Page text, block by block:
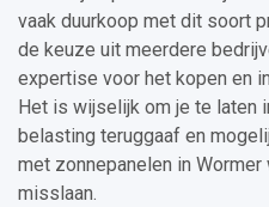
vaak duurkoop met dit soort
de keuze uit meerdere
expertise voor het kopen en
Het is wijselijk om je te laten
belasting teruggaaf en
met zonnepanelen in
misslaan.